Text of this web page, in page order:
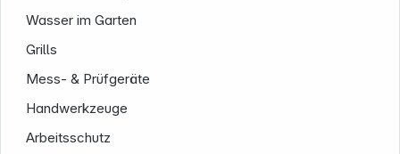
Wasser im Garten
Grills
Mess- & Prüfgeräte
Handwerkzeuge
Arbeitsschutz